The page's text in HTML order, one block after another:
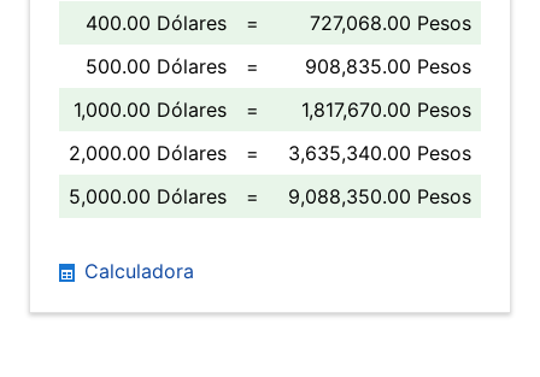
400.00 Dólares
=
727,068.00 Pesos
500.00 Dólares
=
908,835.00 Pesos
1,000.00 Dólares
=
1,817,670.00 Pesos
2,000.00 Dólares
=
3,635,340.00 Pesos
5,000.00 Dólares
= 9,088,350.00 Pesos
Calculadora